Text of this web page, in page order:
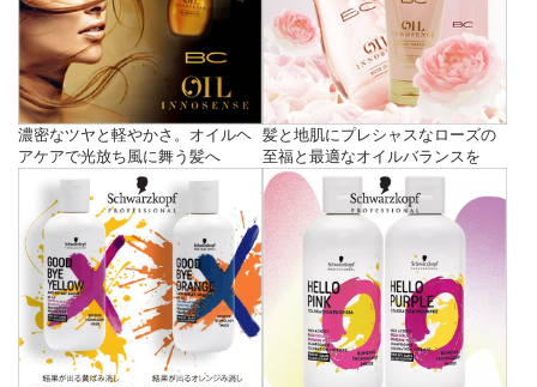
濃密なツヤと軽やかさ。オイルヘ
アケアで光放ち風に舞う髪へ
髪と地肌にプレシャスなローズの
至福と最適なオイルバランスを